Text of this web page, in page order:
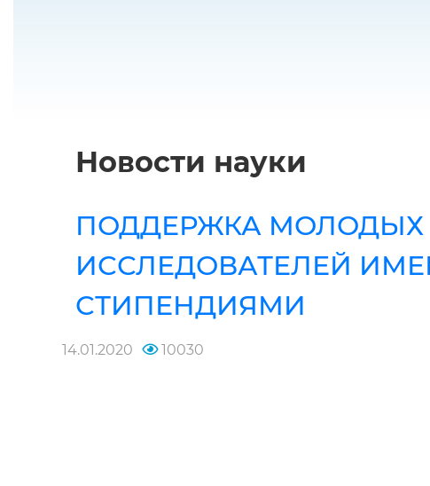
Новости науки
ПОДДЕРЖКА МОЛОДЫХ
ИССЛЕДОВАТЕЛЕЙ
СТИПЕНДИЯМИ
14.01.2020 10030